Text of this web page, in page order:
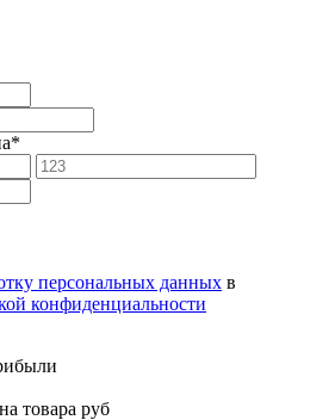
*
персональных данных в
конфиденциальности
товара руб